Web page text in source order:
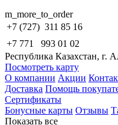
m_more_to_order
+7 (727) 311 85 16
+7 771
993 01 02
Республика Казахстан, г.
Посмотреть карту
О компании Акции
Доставка Помощь
Сертификаты
Бонусные карты Отзывы
Показать все